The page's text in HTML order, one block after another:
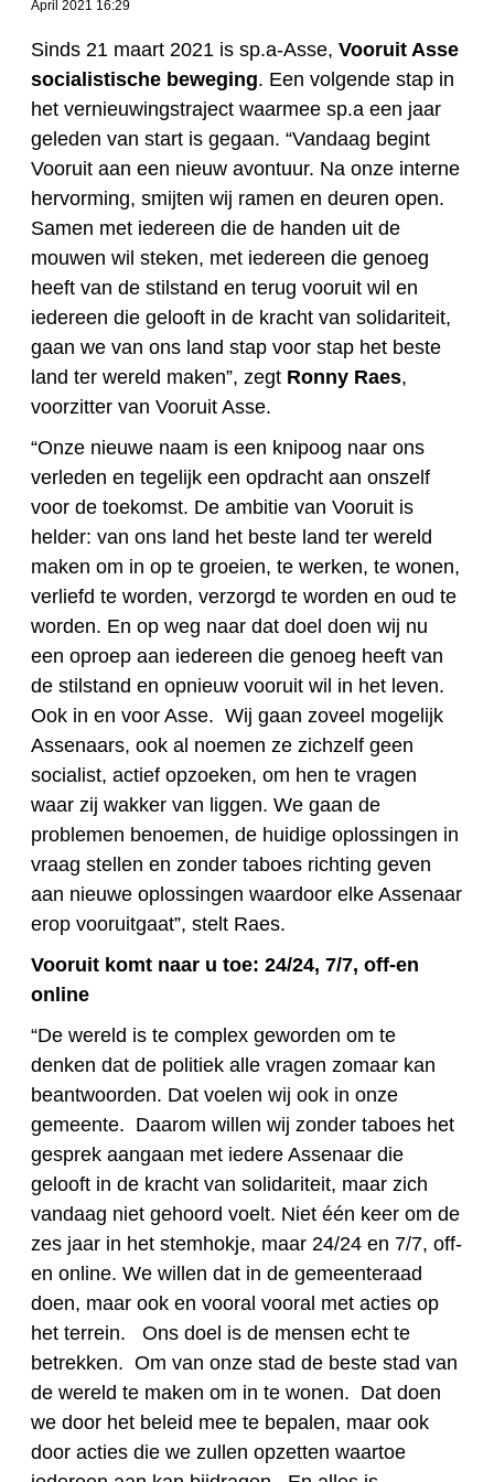
April 2021 16:29
Sinds 21 maart 2021 is sp.a-Asse, Vooruit Asse
socialistische beweging. Een volgende stap in
het vernieuwingstraject waarmee sp.a een jaar
geleden van start is gegaan. “Vandaag begint
Vooruit aan een nieuw avontuur. Na onze interne
hervorming, smijten wij ramen en deuren open.
Samen met iedereen die de handen uit de
mouwen wil steken, met iedereen die genoeg
heeft van de stilstand en terug vooruit wil en
iedereen die gelooft in de kracht van solidariteit,
gaan we van ons land stap voor stap het beste
land ter wereld maken”, zegt Ronny Raes,
voorzitter van Vooruit Asse.
“Onze nieuwe naam is een knipoog naar ons
verleden en tegelijk een opdracht aan onszelf
voor de toekomst. De ambitie van Vooruit is
helder: van ons land het beste land ter wereld
maken om in op te groeien, te werken, te wonen,
verliefd te worden, verzorgd te worden en oud te
worden. En op weg naar dat doel doen wij nu
een oproep aan iedereen die genoeg heeft van
de stilstand en opnieuw vooruit wil in het leven.
Ook in en voor Asse. Wij gaan zoveel mogelijk
Assenaars, ook al noemen ze zichzelf geen
socialist, actief opzoeken, om hen te vragen
waar zij wakker van liggen. We gaan de
problemen benoemen, de huidige oplossingen in
vraag stellen en zonder taboes richting geven
aan nieuwe oplossingen waardoor elke Assenaar
erop vooruitgaat”, stelt Raes.
Vooruit komt naar u toe: 24/24, 7/7, off-en
online
“De wereld is te complex geworden om te
denken dat de politiek alle vragen zomaar kan
beantwoorden. Dat voelen wij ook in onze
gemeente. Daarom willen wij zonder taboes het
gesprek aangaan met iedere Assenaar die
gelooft in de kracht van solidariteit, maar zich
vandaag niet gehoord voelt. Niet één keer om de
zes jaar in het stemhokje, maar 24/24 en 7/7, off-
en online. We willen dat in de gemeenteraad
doen, maar ook en vooral vooral met acties op
het terrein. Ons doel is de mensen echt te
betrekken. Om van onze stad de beste stad van
de wereld te maken om in te wonen. Dat doen
we door het beleid mee te bepalen, maar ook
door acties die we zullen opzetten waartoe